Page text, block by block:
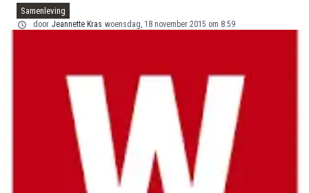
Samenleving
door Jeannette Kras woensdag, 18 november 2015 om 8:59